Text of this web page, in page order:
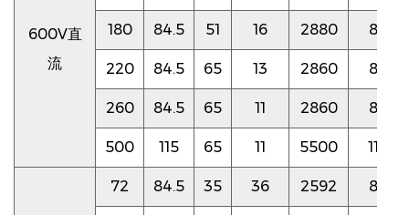
600V直
流
180 84.5 51 16 2880 80
220 84.5 65 13 2860 80
260 84.5 65 11 2860 80
500 115 65 11 5500 110
72 84.5 35 36 2592 80